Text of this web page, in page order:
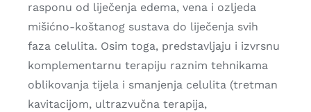
rasponu od liječenja edema, vena i ozljeda
mišićno-koštanog sustava do liječenja svih
faza celulita. Osim toga, predstavljaju i izvrsnu
komplementarnu terapiju raznim tehnikama
oblikovanja tijela i smanjenja celulita (tretman
kavitacijom, ultrazvučna terapija,